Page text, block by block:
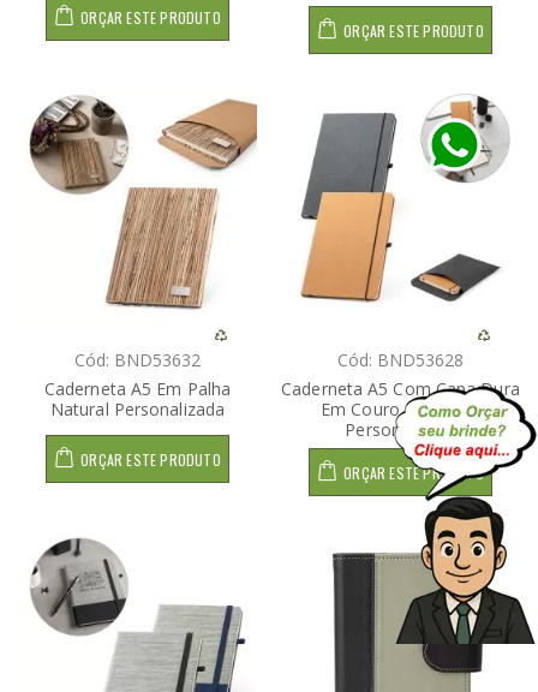
ORÇAR ESTE PRODUTO
ORÇAR ESTE PRODUTO
Cód: BND53632
Caderneta A5 Em Palha
Natural Personalizada
ORÇAR ESTE PRODUTO
Cód: BND53628
Caderneta A5 Com Capa Dura
Em Couro Reciclado
Personalizada
ORÇAR ESTE PRODUTO